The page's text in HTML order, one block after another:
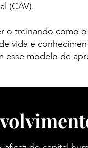
(CAV).
o treinando como
vida e
esse modelo de